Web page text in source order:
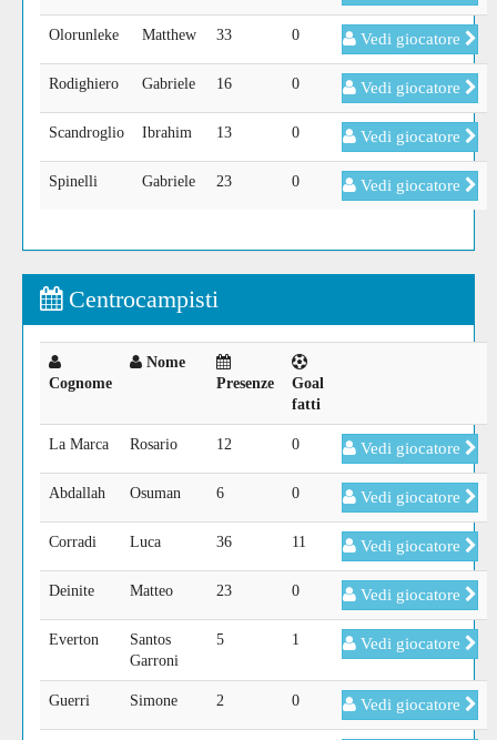
Olorunleke Matthew 33 0 Vedi giocatore
Rodighiero Gabriele 16 0 Vedi giocatore
Scandroglio Ibrahim 13 0 Vedi giocatore
Spinelli Gabriele 23 0 Vedi giocatore
Centrocampisti
Cognome
Nome
Presenze
Goal
fatti
La Marca Rosario 12 0 Vedi giocatore
Abdallah Osuman 6 0 Vedi giocatore
Corradi Luca 36 11 Vedi giocatore
Deinite Matteo 23 0 Vedi giocatore
Everton
Santos
Garroni
5 1 Vedi giocatore
Guerri Simone 2 0 Vedi giocatore